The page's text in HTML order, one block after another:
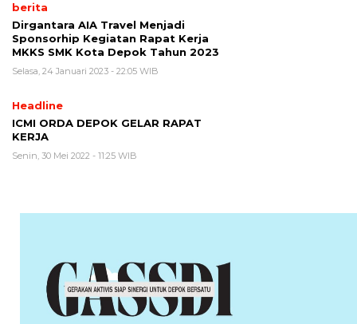
berita
Dirgantara AIA Travel Menjadi
Sponsorhip Kegiatan Rapat Kerja
MKKS SMK Kota Depok Tahun 2023
Selasa, 24 Januari 2023 - 22:05 WIB
Headline
ICMI ORDA DEPOK GELAR RAPAT
KERJA
Senin, 30 Mei 2022 - 11:25 WIB